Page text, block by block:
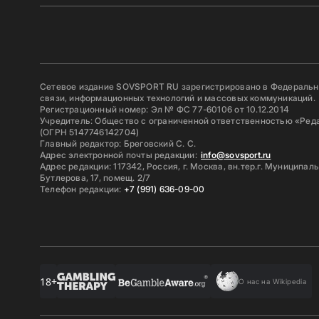
Сетевое издание SOVSPORT RU зарегистрировано в
связи, информационных технологий и массовых коммуникаций.
Регистрационный номер: Эл № ФС 77-60106 от 10.12.2014
Учредитель: Общество с ограниченной ответственностью
(ОГРН 5147746142704)
Главный редактор: Бреговский С. С.
Адрес электронной почты редакции: info@sovsport.ru
Адрес редакции: 117342, Россия, г. Москва, вн.тер.г.
Бутлерова, 17, помещ. 2/7
Телефон редакции: +7 (991) 636-09-00
18+ О нас на Wikipedia